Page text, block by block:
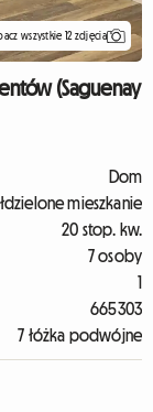
wszystkie 12 zdjęcia
(Saguenay
Dom
mieszkanie
20 stop. kw.
7 osoby
1
665303
7 łóżka podwójne